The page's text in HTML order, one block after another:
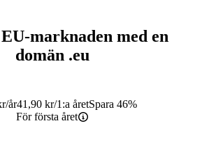
marknaden med en
domän .eu
/år41,90 kr/1:a åretSpara 46%
För första året